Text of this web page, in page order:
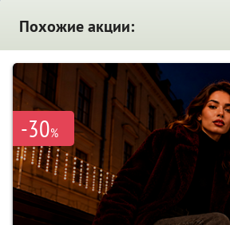
Похожие акции:
-30%